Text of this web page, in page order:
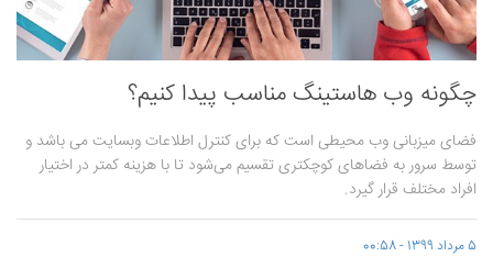
چگونه وب هاستینگ مناسب پیدا کنیم؟
فضای میزبانی وب محیطی است که برای کنترل اطلاعات وبسایت می باشد و
توسط سرور به فضاهای کوچکتری تقسیم می‌شود تا با هزینه کمتر در اختیار
افراد مختلف قرار گیرد.
5 مرداد 1399 - 00:58